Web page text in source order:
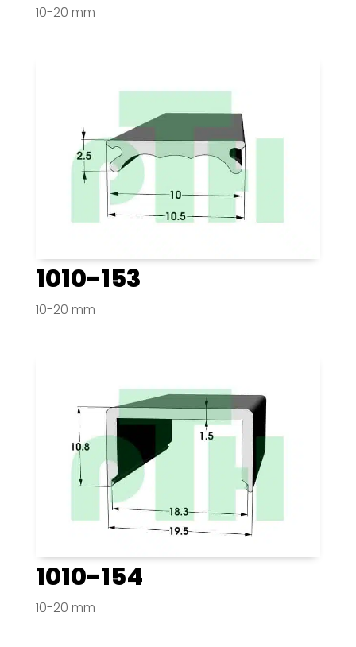
10-20 mm
1010-153
10-20 mm
1010-154
10-20 mm